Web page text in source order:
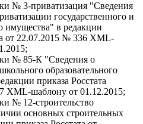
№ 3-приватизация "Сведения
государственного и
имущества" в редакции
от 22.07.2015 № 336 XML-
№ 85-К "Сведения о
образовательного
приказа Росстата
XML-шаблону от 01.12.2015;
№ 12-строительство
основных строительных